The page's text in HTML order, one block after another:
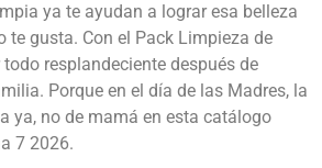
ya te ayudan a lograr esa belleza
te gusta. Con el Pack Limpieza de
resplandeciente después de
Porque en el día de las Madres, la
ya, no de mamá en esta catálogo
7 2026.